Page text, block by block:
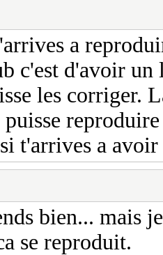
a
c'est d'avoir
les corriger.
t'arrives a
bien... mais
se reproduit.